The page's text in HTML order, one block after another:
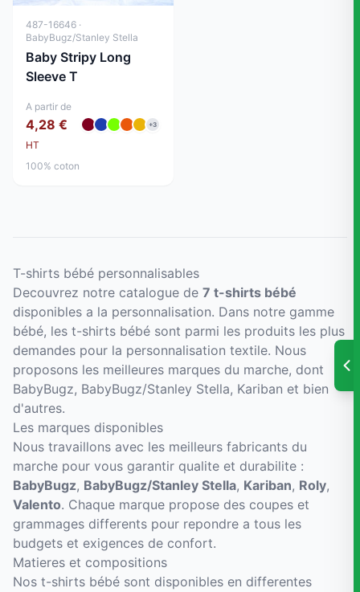
487-16646 ·
BabyBugz/Stanley Stella
Baby Stripy Long
Sleeve T
A partir de
4,28 €
HT
+3
100% coton
T-shirts bébé personnalisables
Decouvrez notre catalogue de 7 t-shirts bébé
disponibles a la personnalisation. Dans notre gamme
bébé, les t-shirts bébé sont parmi les produits les plus
demandes pour la personnalisation textile. Nous
proposons les meilleures marques du marche, dont
BabyBugz, BabyBugz/Stanley Stella, Kariban et bien
d'autres.
Les marques disponibles
Nous travaillons avec les meilleurs fabricants du
marche pour vous garantir qualite et durabilite :
BabyBugz, BabyBugz/Stanley Stella, Kariban, Roly,
Valento. Chaque marque propose des coupes et
grammages differents pour repondre a tous les
budgets et exigences de confort.
Matieres et compositions
Nos t-shirts bébé sont disponibles en differentes